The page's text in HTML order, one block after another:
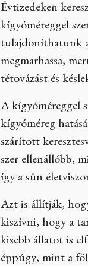
Évtizedeken
kígyóméreggel
tulajdoníthatunk a
megmarhassa,
tétovázást és
A kígyóméreggel
kígyóméreg
szárított
szer ellenállóbb,
így a sün
Azt is állítják,
kiszívni, hogy a
kisebb állatot is
éppúgy, mint a